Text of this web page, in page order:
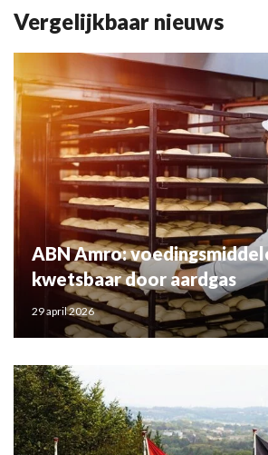
Vergelijkbaar nieuws
ABN Amro:
kwetsbaar door aardgas
29 april 2026